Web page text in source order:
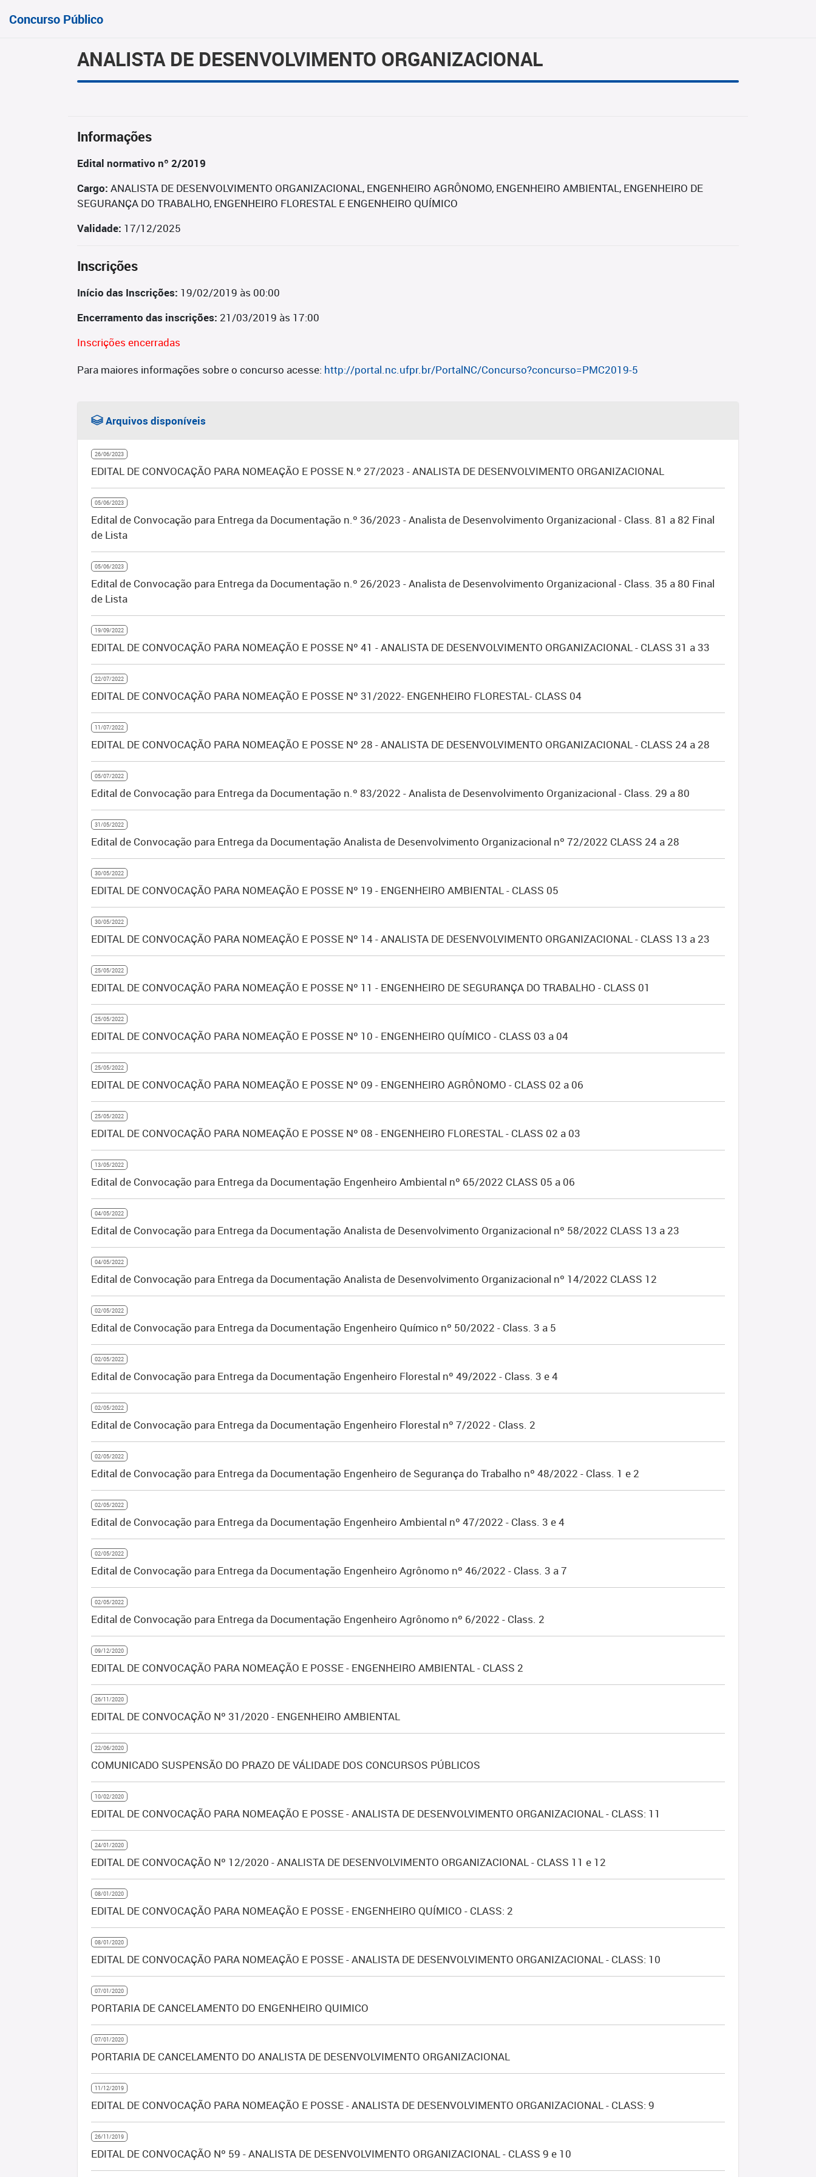
Concurso Público
ANALISTA DE DESENVOLVIMENTO ORGANIZACIONAL
Informações
Edital normativo nº 2/2019
Cargo: ANALISTA DE DESENVOLVIMENTO ORGANIZACIONAL, ENGENHEIRO AGRÔNOMO, ENGENHEIRO AMBIENTAL, ENGENHEIRO DE
SEGURANÇA DO TRABALHO, ENGENHEIRO FLORESTAL E ENGENHEIRO QUÍMICO
Validade: 17/12/2025
Inscrições
Início das Inscrições: 19/02/2019 às 00:00
Encerramento das inscrições: 21/03/2019 às 17:00
Inscrições encerradas
Para maiores informações sobre o concurso acesse: http://portal.nc.ufpr.br/PortalNC/Concurso?concurso=PMC2019-5
Arquivos disponíveis
26/06/2023
EDITAL DE CONVOCAÇÃO PARA NOMEAÇÃO E POSSE N.º 27/2023 - ANALISTA DE DESENVOLVIMENTO ORGANIZACIONAL
05/06/2023
Edital de Convocação para Entrega da Documentação n.º 36/2023 - Analista de Desenvolvimento Organizacional - Class. 81 a 82 Final
de Lista
05/06/2023
Edital de Convocação para Entrega da Documentação n.º 26/2023 - Analista de Desenvolvimento Organizacional - Class. 35 a 80 Final
de Lista
19/09/2022
EDITAL DE CONVOCAÇÃO PARA NOMEAÇÃO E POSSE Nº 41 - ANALISTA DE DESENVOLVIMENTO ORGANIZACIONAL - CLASS 31 a 33
22/07/2022
EDITAL DE CONVOCAÇÃO PARA NOMEAÇÃO E POSSE Nº 31/2022- ENGENHEIRO FLORESTAL- CLASS 04
11/07/2022
EDITAL DE CONVOCAÇÃO PARA NOMEAÇÃO E POSSE Nº 28 - ANALISTA DE DESENVOLVIMENTO ORGANIZACIONAL - CLASS 24 a 28
05/07/2022
Edital de Convocação para Entrega da Documentação n.º 83/2022 - Analista de Desenvolvimento Organizacional - Class. 29 a 80
31/05/2022
Edital de Convocação para Entrega da Documentação Analista de Desenvolvimento Organizacional nº 72/2022 CLASS 24 a 28
30/05/2022
EDITAL DE CONVOCAÇÃO PARA NOMEAÇÃO E POSSE Nº 19 - ENGENHEIRO AMBIENTAL - CLASS 05
30/05/2022
EDITAL DE CONVOCAÇÃO PARA NOMEAÇÃO E POSSE Nº 14 - ANALISTA DE DESENVOLVIMENTO ORGANIZACIONAL - CLASS 13 a 23
25/05/2022
EDITAL DE CONVOCAÇÃO PARA NOMEAÇÃO E POSSE Nº 11 - ENGENHEIRO DE SEGURANÇA DO TRABALHO - CLASS 01
25/05/2022
EDITAL DE CONVOCAÇÃO PARA NOMEAÇÃO E POSSE Nº 10 - ENGENHEIRO QUÍMICO - CLASS 03 a 04
25/05/2022
EDITAL DE CONVOCAÇÃO PARA NOMEAÇÃO E POSSE Nº 09 - ENGENHEIRO AGRÔNOMO - CLASS 02 a 06
25/05/2022
EDITAL DE CONVOCAÇÃO PARA NOMEAÇÃO E POSSE Nº 08 - ENGENHEIRO FLORESTAL - CLASS 02 a 03
13/05/2022
Edital de Convocação para Entrega da Documentação Engenheiro Ambiental nº 65/2022 CLASS 05 a 06
04/05/2022
Edital de Convocação para Entrega da Documentação Analista de Desenvolvimento Organizacional nº 58/2022 CLASS 13 a 23
04/05/2022
Edital de Convocação para Entrega da Documentação Analista de Desenvolvimento Organizacional nº 14/2022 CLASS 12
02/05/2022
Edital de Convocação para Entrega da Documentação Engenheiro Químico nº 50/2022 - Class. 3 a 5
02/05/2022
Edital de Convocação para Entrega da Documentação Engenheiro Florestal nº 49/2022 - Class. 3 e 4
02/05/2022
Edital de Convocação para Entrega da Documentação Engenheiro Florestal nº 7/2022 - Class. 2
02/05/2022
Edital de Convocação para Entrega da Documentação Engenheiro de Segurança do Trabalho nº 48/2022 - Class. 1 e 2
02/05/2022
Edital de Convocação para Entrega da Documentação Engenheiro Ambiental nº 47/2022 - Class. 3 e 4
02/05/2022
Edital de Convocação para Entrega da Documentação Engenheiro Agrônomo nº 46/2022 - Class. 3 a 7
02/05/2022
Edital de Convocação para Entrega da Documentação Engenheiro Agrônomo nº 6/2022 - Class. 2
09/12/2020
EDITAL DE CONVOCAÇÃO PARA NOMEAÇÃO E POSSE - ENGENHEIRO AMBIENTAL - CLASS 2
26/11/2020
EDITAL DE CONVOCAÇÃO Nº 31/2020 - ENGENHEIRO AMBIENTAL
22/06/2020
COMUNICADO SUSPENSÃO DO PRAZO DE VÁLIDADE DOS CONCURSOS PÚBLICOS
10/02/2020
EDITAL DE CONVOCAÇÃO PARA NOMEAÇÃO E POSSE - ANALISTA DE DESENVOLVIMENTO ORGANIZACIONAL - CLASS: 11
24/01/2020
EDITAL DE CONVOCAÇÃO Nº 12/2020 - ANALISTA DE DESENVOLVIMENTO ORGANIZACIONAL - CLASS 11 e 12
08/01/2020
EDITAL DE CONVOCAÇÃO PARA NOMEAÇÃO E POSSE - ENGENHEIRO QUÍMICO - CLASS: 2
08/01/2020
EDITAL DE CONVOCAÇÃO PARA NOMEAÇÃO E POSSE - ANALISTA DE DESENVOLVIMENTO ORGANIZACIONAL - CLASS: 10
07/01/2020
PORTARIA DE CANCELAMENTO DO ENGENHEIRO QUIMICO
07/01/2020
PORTARIA DE CANCELAMENTO DO ANALISTA DE DESENVOLVIMENTO ORGANIZACIONAL
11/12/2019
EDITAL DE CONVOCAÇÃO PARA NOMEAÇÃO E POSSE - ANALISTA DE DESENVOLVIMENTO ORGANIZACIONAL - CLASS: 9
26/11/2019
EDITAL DE CONVOCAÇÃO Nº 59 - ANALISTA DE DESENVOLVIMENTO ORGANIZACIONAL - CLASS 9 e 10